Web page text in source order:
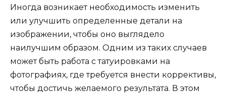
Иногда возникает необходимость изменить
или улучшить определенные детали на
изображении, чтобы оно выглядело
наилучшим образом. Одним из таких случаев
может быть работа с татуировками на
фотографиях, где требуется внести коррективы,
чтобы достичь желаемого результата. В этом